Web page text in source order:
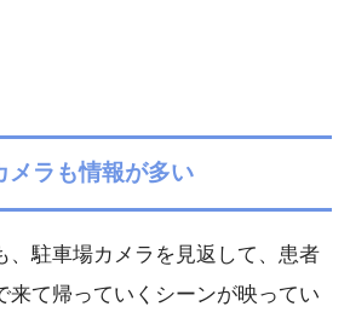
メラも情報が多い
、駐車場カメラを見返して、患者
来て帰っていくシーンが映ってい